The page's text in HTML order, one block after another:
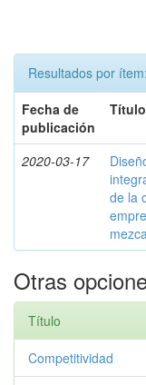
Resultados por ítem:
Fecha de
publicación
Título
2020-03-17
de la
Otras
Título
Competitividad